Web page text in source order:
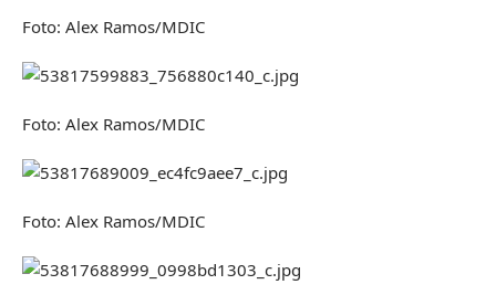
Foto: Alex Ramos/MDIC
Foto: Alex Ramos/MDIC
Foto: Alex Ramos/MDIC